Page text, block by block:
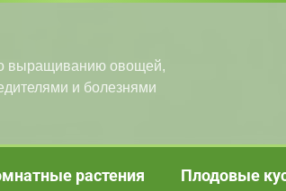
выращиванию овощей,
и болезнями
растения Плодовые